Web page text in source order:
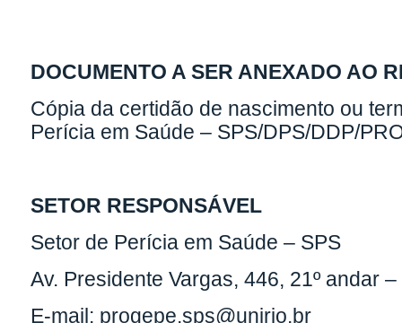
DOCUMENTO A SER ANEXADO AO
Cópia da certidão de nascimento ou
Perícia em Saúde – SPS/DPS/DDP/
SETOR RESPONSÁVEL
Setor de Perícia em Saúde – SPS
Av. Presidente Vargas, 446, 21º andar
E-mail: progepe.sps@unirio.br